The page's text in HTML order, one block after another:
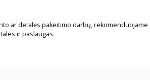
ar detalės pakeitimo darbų,
ir paslaugas.